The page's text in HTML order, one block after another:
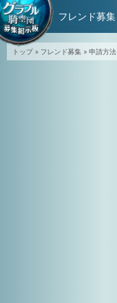
トップ» フレンド募集 » 申請方法
フレンド募集